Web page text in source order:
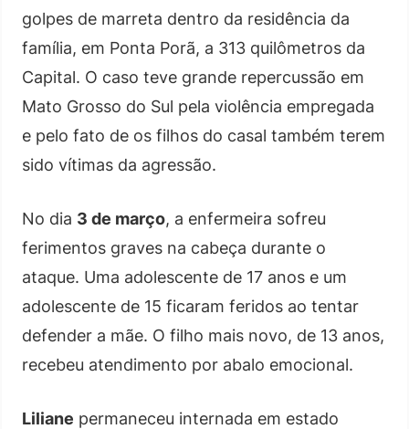
golpes de marreta dentro da residência da
família, em Ponta Porã, a 313 quilômetros da
Capital. O caso teve grande repercussão em
Mato Grosso do Sul pela violência empregada
e pelo fato de os filhos do casal também terem
sido vítimas da agressão.
No dia 3 de março, a enfermeira sofreu
ferimentos graves na cabeça durante o
ataque. Uma adolescente de 17 anos e um
adolescente de 15 ficaram feridos ao tentar
defender a mãe. O filho mais novo, de 13 anos,
recebeu atendimento por abalo emocional.
Liliane permaneceu internada em estado